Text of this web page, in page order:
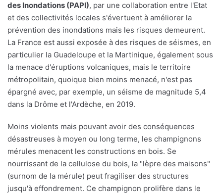
des Inondations (PAPI), par une collaboration entre l'Etat
et des collectivités locales s'évertuent à améliorer la
prévention des inondations mais les risques demeurent.
La France est aussi exposée à des risques de séismes, en
particulier la Guadeloupe et la Martinique, également sous
la menace d'éruptions volcaniques, mais le territoire
métropolitain, quoique bien moins menacé, n'est pas
épargné avec, par exemple, un séisme de magnitude 5,4
dans la Drôme et l'Ardèche, en 2019.
Moins violents mais pouvant avoir des conséquences
désastreuses à moyen ou long terme, les champignons
mérules menacent les constructions en bois. Se
nourrissant de la cellulose du bois, la "lèpre des maisons"
(surnom de la mérule) peut fragiliser des structures
jusqu'à effondrement. Ce champignon prolifère dans le